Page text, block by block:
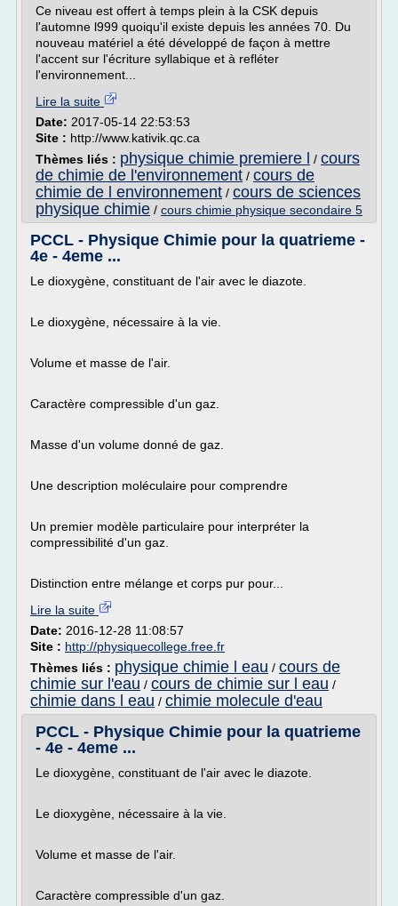
Ce niveau est offert à temps plein à la CSK depuis
l'automne l999 quoiqu'il existe depuis les années 70. Du
nouveau matériel a été développé de façon à mettre
l'accent sur l'écriture syllabique et à refléter
l'environnement...
Lire la suite
Date: 2017-05-14 22:53:53
Site : http://www.kativik.qc.ca
Thèmes liés : physique chimie premiere l / cours
de chimie de l'environnement / cours de
chimie de l environnement / cours de sciences
physique chimie / cours chimie physique secondaire 5
PCCL - Physique Chimie pour la quatrieme -
4e - 4eme ...
Le dioxygène, constituant de l'air avec le diazote.
Le dioxygène, nécessaire à la vie.
Volume et masse de l'air.
Caractère compressible d'un gaz.
Masse d'un volume donné de gaz.
Une description moléculaire pour comprendre
Un premier modèle particulaire pour interpréter la
compressibilité d'un gaz.
Distinction entre mélange et corps pur pour...
Lire la suite
Date: 2016-12-28 11:08:57
Site : http://physiquecollege.free.fr
Thèmes liés : physique chimie l eau / cours de
chimie sur l'eau / cours de chimie sur l eau /
chimie dans l eau / chimie molecule d'eau
PCCL - Physique Chimie pour la quatrieme
- 4e - 4eme ...
Le dioxygène, constituant de l'air avec le diazote.
Le dioxygène, nécessaire à la vie.
Volume et masse de l'air.
Caractère compressible d'un gaz.